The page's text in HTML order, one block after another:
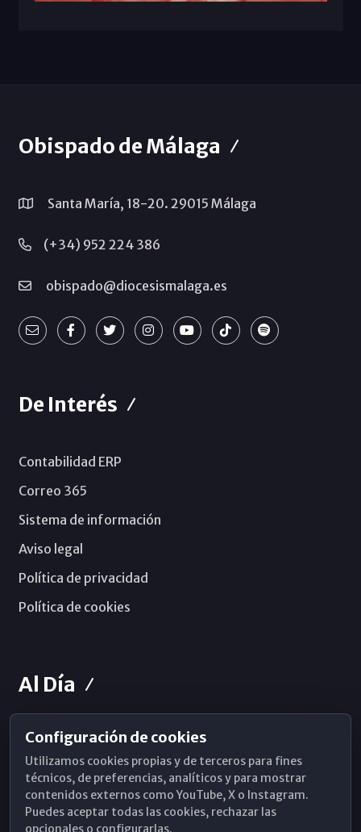
Obispado de Málaga
Santa María, 18-20. 29015 Málaga
(+34) 952 224 386
obispado@diocesismalaga.es
De Interés
Contabilidad ERP
Correo 365
Sistema de información
Aviso legal
Política de privacidad
Política de cookies
Al Día
Horarios de Misa
Hemeroteca
WhatsApp
Configuración de cookies
Utilizamos cookies propias y de terceros para fines
técnicos, de preferencias, analíticos y para mostrar
contenidos externos como YouTube, X o Instagram.
Puedes aceptar todas las cookies, rechazar las
opcionales o configurarlas.